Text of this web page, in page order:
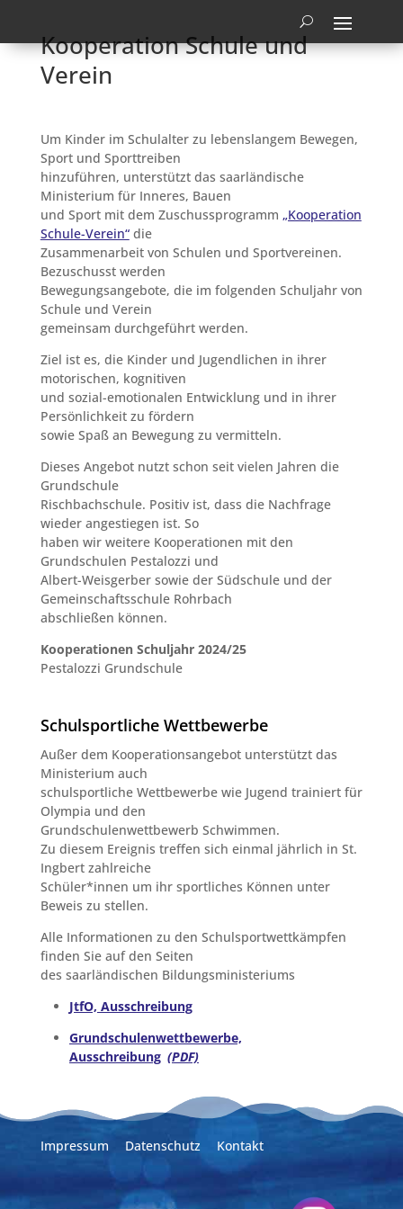
Kooperation Schule und
Verein
Um Kinder im Schulalter zu lebenslangem Bewegen,
Sport und Sporttreiben
hinzuführen, unterstützt das saarländische
Ministerium für Inneres, Bauen
und Sport mit dem Zuschussprogramm „Kooperation
Schule-Verein“die
Zusammenarbeit von Schulen und Sportvereinen.
Bezuschusst werden
Bewegungsangebote, die im folgenden Schuljahr von
Schule und Verein
gemeinsam durchgeführt werden.
Ziel ist es, die Kinder und Jugendlichen in ihrer
motorischen, kognitiven
und sozial-emotionalen Entwicklung und in ihrer
Persönlichkeit zu fördern
sowie Spaß an Bewegung zu vermitteln.
Dieses Angebot nutzt schon seit vielen Jahren die
Grundschule
Rischbachschule. Positiv ist, dass die Nachfrage
wieder angestiegen ist. So
haben wir weitere Kooperationen mit den
Grundschulen Pestalozzi und
Albert-Weisgerber sowie der Südschule und der
Gemeinschaftsschule Rohrbach
abschließen können.
Kooperationen Schuljahr 2024/25
Pestalozzi Grundschule
Schulsportliche Wettbewerbe
Außer dem Kooperationsangebot unterstützt das
Ministerium auch
schulsportliche Wettbewerbe wie Jugend trainiert für
Olympia und den
Grundschulenwettbewerb Schwimmen.
Zu diesem Ereignis treffen sich einmal jährlich in St.
Ingbert zahlreiche
Schüler*innen um ihr sportliches Können unter
Beweis zu stellen.
Alle Informationen zu den Schulsportwettkämpfen
finden Sie auf den Seiten
des saarländischen Bildungsministeriums
JtfO, Ausschreibung
Grundschulenwettbewerbe,
Ausschreibung
Impressum Datenschutz Kontakt